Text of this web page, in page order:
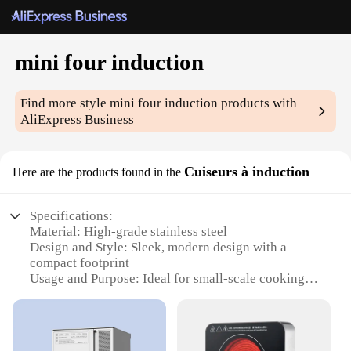
mini four induction
Find more stylemini four induction products with
AliExpress Business
Here are the products found in the Cuiseurs à induction
Specifications:
Material: High-grade stainless steel
Design and Style: Sleek, modern design with a
compact footprint
Usage and Purpose: Ideal for small-scale cooking
Performance and Property: Advanced induction
technology for rapid heating
Shape or Size or Weight or Quantity: Miniature,